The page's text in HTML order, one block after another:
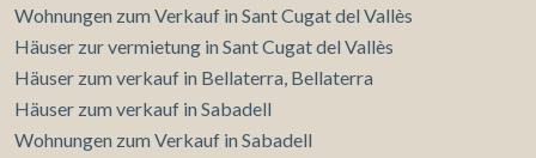
Wohnungen zum Verkauf in Sant Cugat del Vallès
Häuser zur vermietung in Sant Cugat del Vallès
Häuser zum verkauf in Bellaterra, Bellaterra
Häuser zum verkauf in Sabadell
Wohnungen zum Verkauf in Sabadell